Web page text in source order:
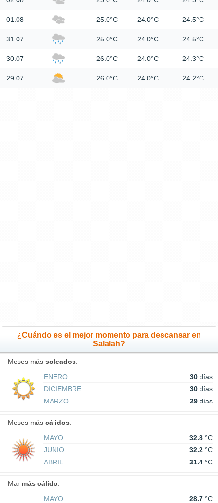
01.08 25.0°C 24.0°C 24.5°C
31.07 25.0°C 24.0°C 24.5°C
30.07 26.0°C 24.0°C 24.3°C
29.07 26.0°C 24.0°C 24.2°C
¿Cuándo es el mejor momento para descansar en
Salalah?
Meses más soleados:
ENERO
30 días
DICIEMBRE
30 días
MARZO
29 días
Meses más cálidos:
MAYO
32.8 °C
JUNIO
32.2 °C
ABRIL
31.4 °C
Mar más cálido:
MAYO
28.7 °C